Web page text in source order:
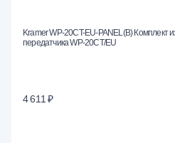
Kramer WP-20CT-EU-PANEL(B) Комплект
передатчика WP-20CT/EU
4 611 ₽